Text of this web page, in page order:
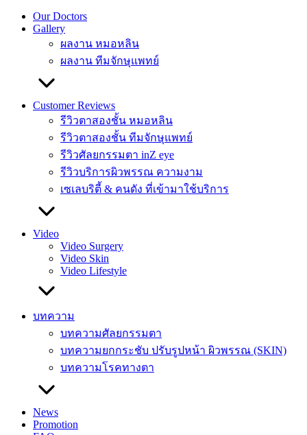
Our Doctors
Gallery
ผลงาน หมอหลิน
ผลงาน ทีมจักษุแพทย์
Customer Reviews
รีวิวตาสองชั้น หมอหลิน
รีวิวตาสองชั้น ทีมจักษุแพทย์
รีวิวศัลยกรรมตา inZ eye
รีวิวบริการผิวพรรณ ความงาม
เซเลบริตี้ & คนดัง ที่เข้ามาใช้บริการ
Video
Video Surgery
Video Skin
Video Lifestyle
บทความ
บทความศัลยกรรมตา
บทความยกกระชับ ปรับรูปหน้า ผิวพรรณ (SKIN)
บทความโรคทางตา
News
Promotion